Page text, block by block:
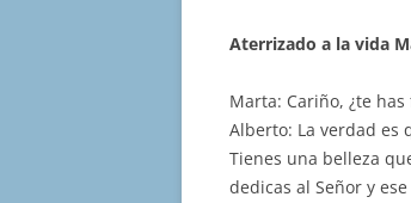
Aterrizado a la vida
Marta: Cariño, ¿te
Alberto: La verdad es
Tienes una belleza
dedicas al Señor y